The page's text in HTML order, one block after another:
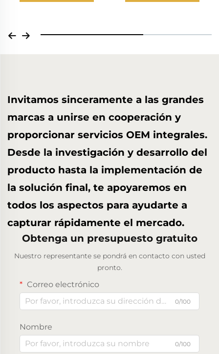
Invitamos sinceramente a las grandes
marcas a unirse en cooperación y
proporcionar servicios OEM integrales.
Desde la investigación y desarrollo del
producto hasta la implementación de
la solución final, te apoyaremos en
todos los aspectos para ayudarte a
capturar rápidamente el mercado.
Obtenga un presupuesto gratuito
Nuestro representante se pondrá en contacto con usted
pronto.
Correo electrónico
0/100
Nombre
0/100